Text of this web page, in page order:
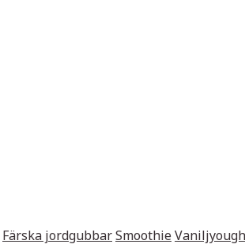
Färska jordgubbarSmoothie